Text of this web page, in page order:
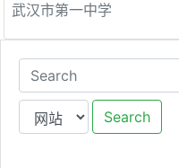
武汉市第一中学
Search